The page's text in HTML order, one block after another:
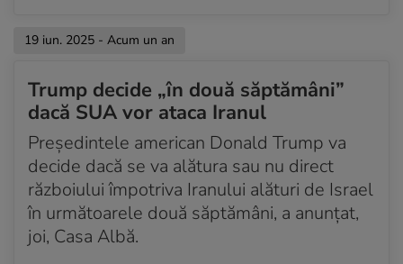
19 iun. 2025 - Acum un an
Trump decide „în două săptămâni”
dacă SUA vor ataca Iranul
Președintele american Donald Trump va
decide dacă se va alătura sau nu direct
războiului împotriva Iranului alături de Israel
în următoarele două săptămâni, a anunțat,
joi, Casa Albă.